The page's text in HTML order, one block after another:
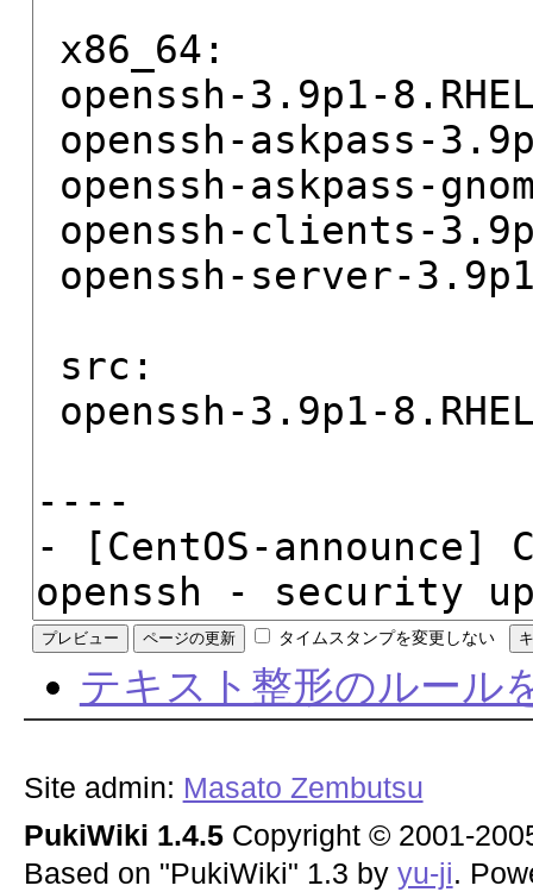
タイムスタンプを変更しない
テキスト整形のルール
Site admin: Masato Zembutsu
PukiWiki 1.4.5Copyright © 2001-
Based on "PukiWiki" 1.3 by yu-ji.